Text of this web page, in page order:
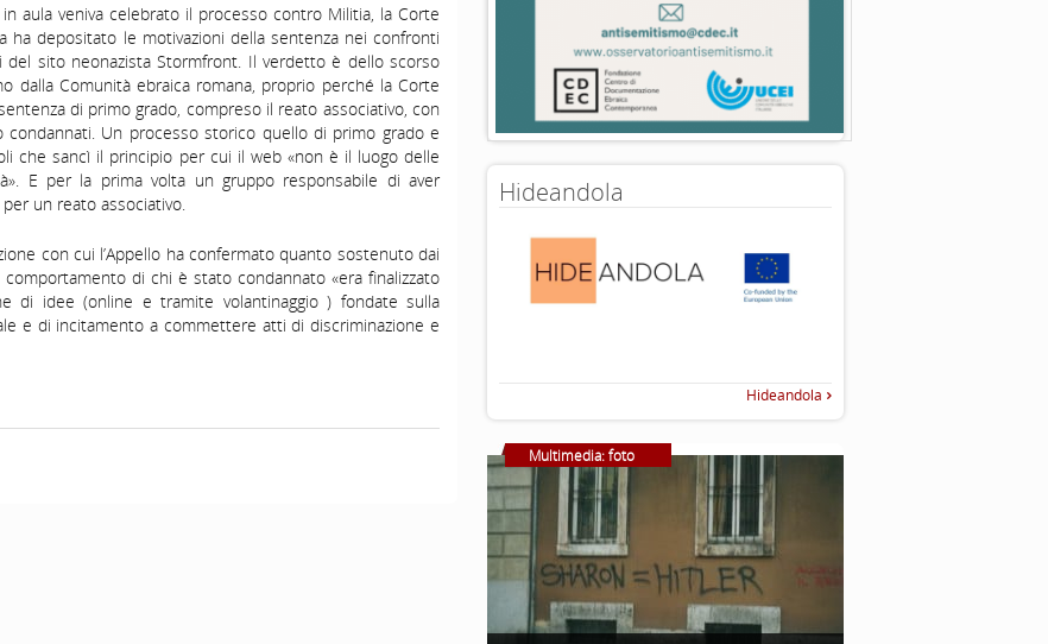
aula veniva celebrato il processo contro Militia, la Corte
ha depositato le motivazioni della sentenza nei confronti
sito neonazista Stormfront. Il verdetto è dello scorso
dalla Comunità ebraica romana, proprio perché la Corte
di primo grado, compreso il reato associativo, con
Un processo storico quello di primo grado e
che sancì il principio per cui il web «non è il luogo delle
E per la prima volta un gruppo responsabile di aver
un reato associativo.
con cui l’Appello ha confermato quanto sostenuto dai
di chi è stato condannato «era finalizzato
di idee (online e tramite volantinaggio ) fondate sulla
e di incitamento a commettere atti di discriminazione e
Hideandola
Hideandola
Multimedia: foto